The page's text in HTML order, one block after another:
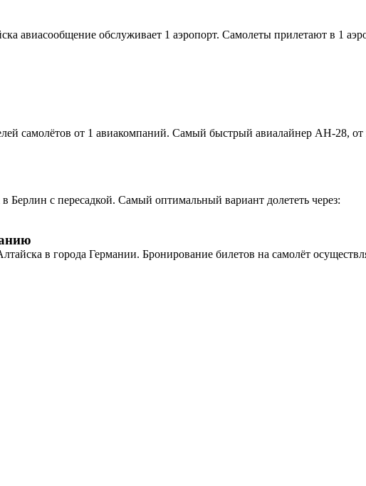
авиасообщение обслуживает 1 аэропорт. Самолеты прилетают в 1
самолётов от 1 авиакомпаний. Самый быстрый авиалайнер АН-28,
Берлин с пересадкой. Самый оптимальный вариант долететь через:
в города Германии. Бронирование билетов на самолёт